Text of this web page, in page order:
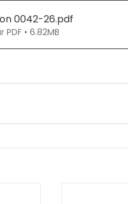
0042-26.pdf
• 6.82MB